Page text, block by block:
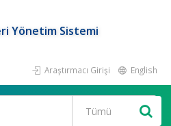
Yönetim Sistemi
Araştırmacı Girişi English